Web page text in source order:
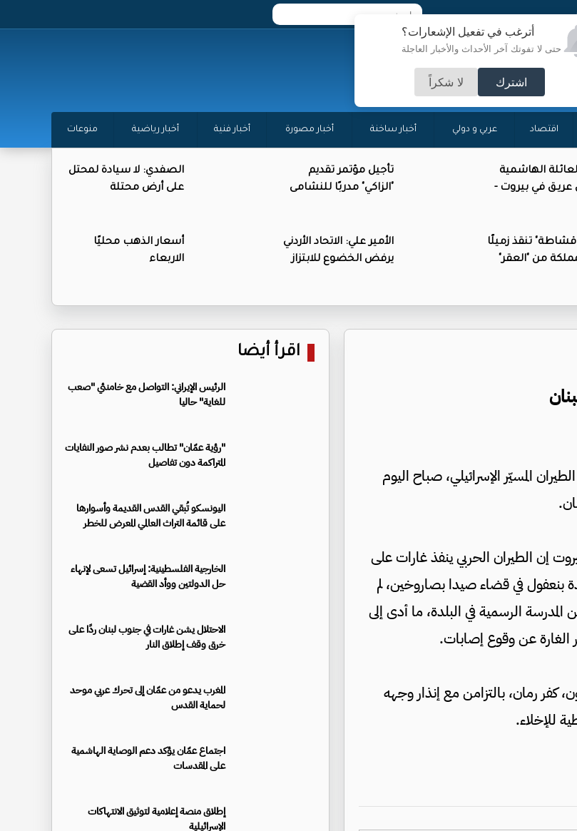
أترغب في تفعيل الإشعارات؟
حتى لا تفوتك آخر الأحداث والأخبار العاجلة
اشترك لا شكراً
اقتصاد عربي و دولي أخبار ساخنة أخبار مصورة أخبار فنية أخبار رياضية منوعات
الهاشمية
عريـق في بيروت -
تأجيل مؤتمر تقديم
"الزاكي" مدربًا للنشامى
الصفدي: لا سيادة لمحتل
على أرض محتلة
تنقذ زميلًا
من "العقر"
الأمير علي: الاتحاد الأردني
يرفض الخضوع للابتزاز
أسعار الذهب محليًا
الاربعاء
المسيّر الإسرائيلي، صباح اليوم
إن الطيران الحربي ينفذ غارات على
بنعفول في قضاء صيدا بصاروخين، لم
فيما وقع الاستهداف على بُعد نحو 30 متراً من المدرسة الرسمية في البلدة، ما أدى إلى
الغارة عن وقوع إصابات.
رمان، بالتزامن مع إنذار وجهه
للإخلاء.
اقرأ أيضا
الرئيس الإيراني: التواصل مع خامنئي "صعب
للغاية" حاليا
"رؤية عمّان" تطالب بعدم نشر صور النفايات
المتراكمة دون تفاصيل
اليونسكو تُبقي القدس القديمة وأسوارها
على قائمة التراث العالمي المعرض للخطر
الخارجية الفلسطينية: إسرائيل تسعى لإنهاء
حل الدولتين ووأد القضية
الاحتلال يشن غارات في جنوب لبنان ردًا على
خرق وقف إطلاق النار
المغرب يدعو من عمّان إلى تحرك عربي موحد
لحماية القدس
اجتماع عمّان يؤكد دعم الوصاية الهاشمية
على المقدسات
إطلاق منصة إعلامية لتوثيق الانتهاكات
الإسرائيلية